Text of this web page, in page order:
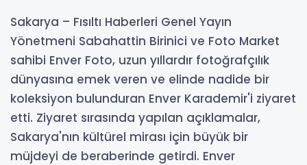
Sakarya – Fısıltı Haberleri Genel Yayın
Yönetmeni Sabahattin Birinici ve Foto Market
sahibi Enver Foto, uzun yıllardır fotoğrafçılık
dünyasına emek veren ve elinde nadide bir
koleksiyon bulunduran Enver Karademir'i ziyaret
etti. Ziyaret sırasında yapılan açıklamalar,
Sakarya'nın kültürel mirası için büyük bir
müjdeyi de beraberinde getirdi. Enver